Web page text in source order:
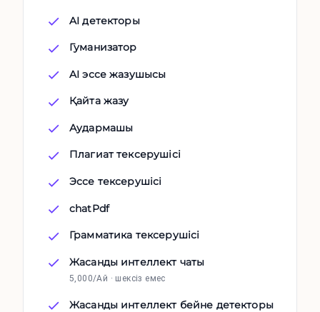
AI детекторы
Гуманизатор
AI эссе жазушысы
Қайта жазу
Аудармашы
Плагиат тексерушісі
Эссе тексерушісі
chatPdf
Грамматика тексерушісі
Жасанды интеллект чаты
5,000/Ай · шексіз емес
Жасанды интеллект бейне детекторы